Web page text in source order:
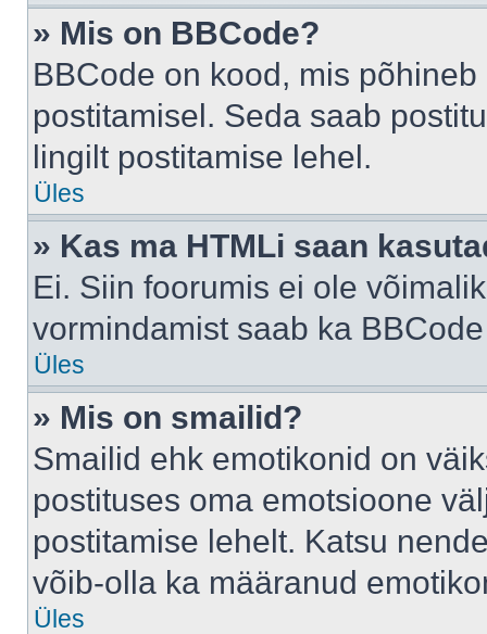
» Mis on BBCode?
BBCode on kood, mis
postitamisel. Seda saab
lingilt postitamise lehel.
Üles
» Kas ma HTMLi saan
Ei. Siin foorumis ei ole
vormindamist saab ka
Üles
» Mis on smailid?
Smailid ehk emotikonid on
postituses oma emotsioone
postitamise lehelt. Katsu
võib-olla ka määranud
Üles